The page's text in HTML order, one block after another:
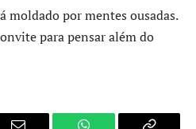
moldado por mentes ousadas.
para pensar além do